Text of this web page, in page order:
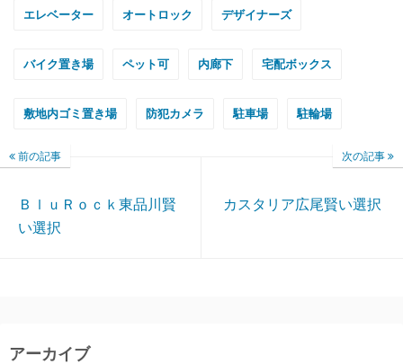
エレベーター オートロック デザイナーズ
バイク置き場 ペット可 内廊下 宅配ボックス
敷地内ゴミ置き場 防犯カメラ 駐車場 駐輪場
前の記事
ＢｌｕＲｏｃｋ東品川賢
い選択
次の記事
カスタリア広尾賢い選択
アーカイブ